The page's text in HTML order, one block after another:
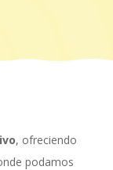
, ofreciendo
podamos